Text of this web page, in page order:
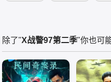
除了"X战警97第二季"你也可